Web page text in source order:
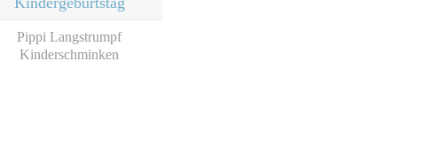
Pippi Langstrumpf
Kinderschminken